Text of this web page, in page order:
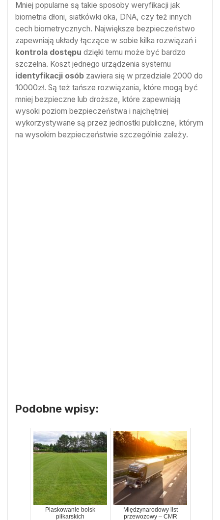
Mniej popularne są takie sposoby weryfikacji jak
biometria dłoni, siatkówki oka, DNA, czy też innych
cech biometrycznych. Największe bezpieczeństwo
zapewniają układy łączące w sobie kilka rozwiązań i
kontrola dostępu dzięki temu może być bardzo
szczelna. Koszt jednego urządzenia systemu
identyfikacji osób zawiera się w przedziale 2000 do
10000zł. Są też tańsze rozwiązania, które mogą być
mniej bezpieczne lub droższe, które zapewniają
wysoki poziom bezpieczeństwa i najchętniej
wykorzystywane są przez jednostki publiczne, którym
na wysokim bezpieczeństwie szczególnie zależy.
Podobne wpisy:
Piaskowanie boisk
piłkarskich
Międzynarodowy list
przewozowy – CMR